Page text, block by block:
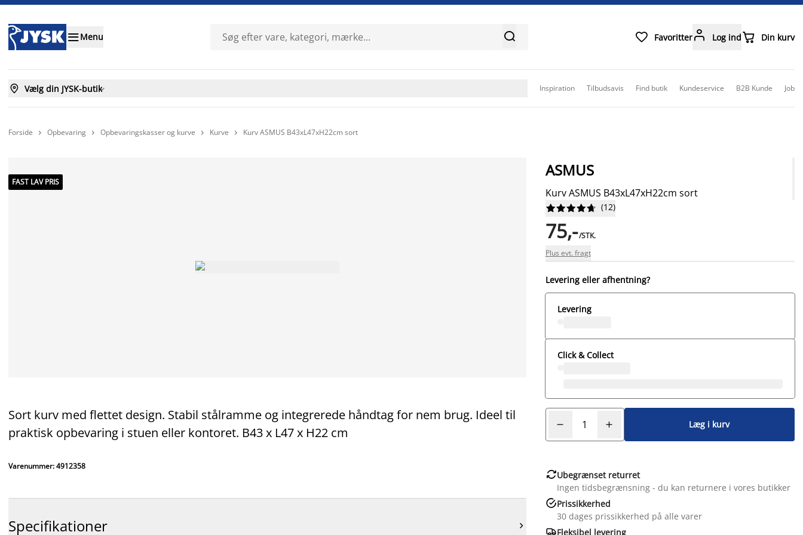
Menu   Favoritter Log ind Din kurv
 Vælg din JYSK-butik Inspiration Tilbudsavis Find butik Kundeservice B2B Kunde Job
Forside  Opbevaring  Opbevaringskasser og kurve  Kurve  Kurv ASMUS B43xL47xH22cm sort
FAST LAV PRIS
Sort kurv med flettet design. Stabil stålramme og integrerede håndtag for nem brug. Ideel til
praktisk opbevaring i stuen eller kontoret. B43 x L47 x H22 cm
Varenummer: 4912358
Specifikationer 
ASMUS
Kurv ASMUS B43xL47xH22cm sort





 (12)
75,-/STK.
Plus evt. fragt
Levering eller afhentning?
Levering
Click & Collect
Læg i kurv
Ubegrænset returret
Ingen tidsbegrænsning - du kan returnere i vores butikker
Prissikkerhed
30 dages prissikkerhed på alle varer
Fleksibel levering